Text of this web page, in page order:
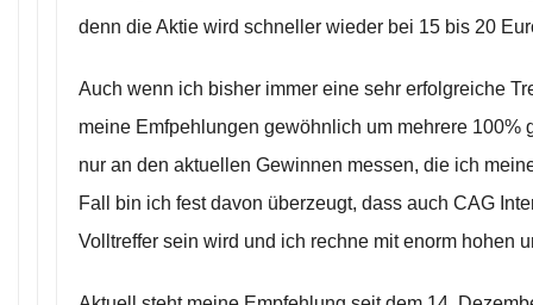
denn die Aktie wird schneller wieder bei 15 bis 20
Auch wenn ich bisher immer eine sehr erfolgreiche
meine Emfpehlungen gewöhnlich um mehrere 100%
nur an den aktuellen Gewinnen messen, die ich
Fall bin ich fest davon überzeugt, dass auch CAG
Volltreffer sein wird und ich rechne mit enorm hohen